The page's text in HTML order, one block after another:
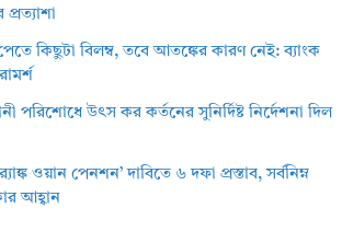
কিছুটা বিলম্ব, তবে আতঙ্কের কারণ নেই: ব্যাংক
পরিশোধে উৎস কর কর্তনের সুনির্দিষ্ট নির্দেশনা দিল
ওয়ান পেনশন’ দাবিতে ৬ দফা প্রস্তাব, সর্বনিম্ন
আহ্বান